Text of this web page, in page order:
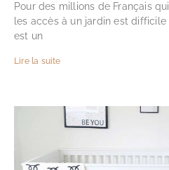
Pour des millions de Français
les accès à un jardin est
est un
Lire la suite